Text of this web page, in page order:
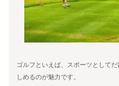
ゴルフといえば、スポーツとして
しめるのが魅力です。